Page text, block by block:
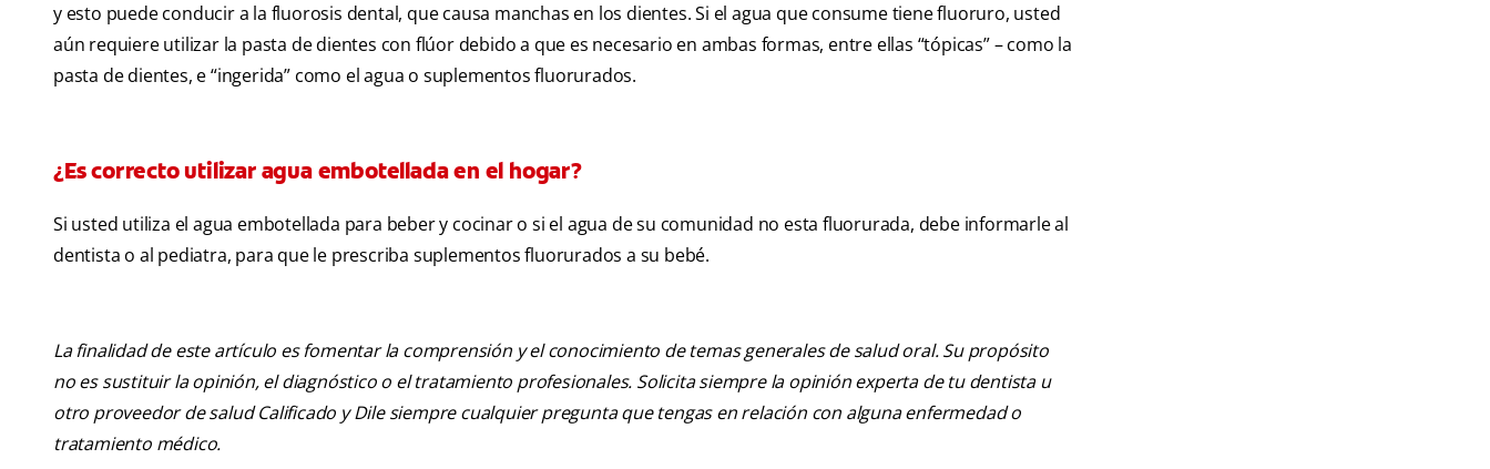
y esto puede conducir a la fluorosis dental, que causa manchas en los dientes. Si el agua que consume tiene fluoruro, usted
aún requiere utilizar la pasta de dientes con flúor debido a que es necesario en ambas formas, entre ellas “tópicas” – como la
pasta de dientes, e “ingerida” como el agua o suplementos fluorurados.
¿Es correcto utilizar agua embotellada en el hogar?
Si usted utiliza el agua embotellada para beber y cocinar o si el agua de su comunidad no esta fluorurada, debe informarle al
dentista o al pediatra, para que le prescriba suplementos fluorurados a su bebé.
La finalidad de este artículo es fomentar la comprensión y el conocimiento de temas generales de salud oral. Su propósito
no es sustituir la opinión, el diagnóstico o el tratamiento profesionales. Solicita siempre la opinión experta de tu dentista u
otro proveedor de salud Calificado y Dile siempre cualquier pregunta que tengas en relación con alguna enfermedad o
tratamiento médico.